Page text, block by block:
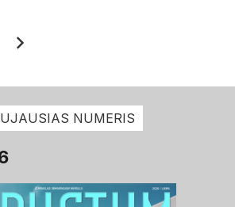
NUMERIS